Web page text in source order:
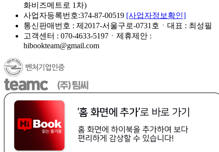
화비즈메트로 1차)
사업자등록번호:374-87-00519 [사업자정보확인]
통신판매번호 : 제2017-서울구로-0731호ㆍ대표 : 최성필
고객센터 : 070-4633-5197ㆍ제휴제안 :
hibookteam@gmail.com